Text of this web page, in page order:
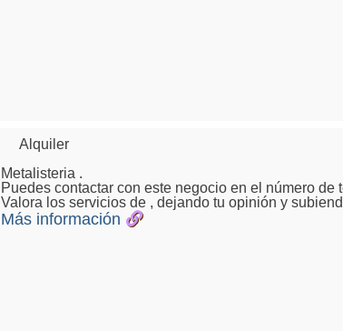
Alquiler
Metalisteria .
Puedes contactar con este negocio en el número
Valora los servicios de , dejando tu opinión y
Más información